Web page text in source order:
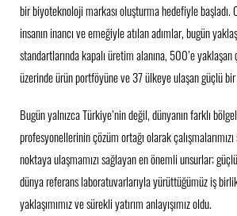
bir biyoteknoloji markası oluşturma hedefiyle başladı.
insanın inancı ve emeğiyle atılan adımlar, bugün
standartlarında kapalı üretim alanına, 500’e yaklaşan
üzerinde ürün portföyüne ve 37 ülkeye ulaşan güçlü
Bugün yalnızca Türkiye’nin değil, dünyanın farklı
profesyonellerinin çözüm ortağı olarak
noktaya ulaşmamızı sağlayan en önemli unsurlar;
dünya referans laboratuvarlarıyla yürüttüğümüz iş
yaklaşımımız ve sürekli yatırım anlayışımız oldu.